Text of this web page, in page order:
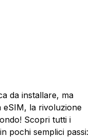
da installare, ma
eSIM, la rivoluzione
Scopri tutti i
pochi semplici passi: